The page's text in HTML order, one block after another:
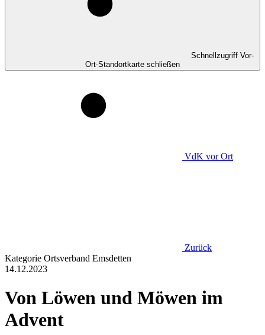
Schnellzugriff Vor-
Ort-Standortkarte schließen
VdK vor Ort
Zurück
Kategorie Ortsverband Emsdetten
14.12.2023
Von Löwen und Möwen im
Advent